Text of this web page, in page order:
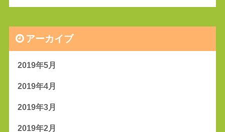
アーカイブ
2019年5月
2019年4月
2019年3月
2019年2月